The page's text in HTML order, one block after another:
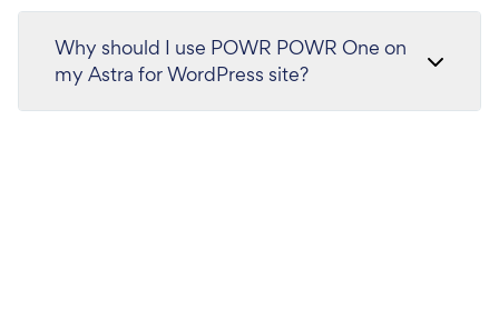
Why should I use POWR POWR One on
my Astra for WordPress site?